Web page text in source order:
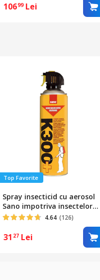
10699 Lei
Top Favorite
Spray insecticid cu aerosol
Sano impotriva insectelor
taratoare K300, 400ml
4.64 (126)
31 27 Lei